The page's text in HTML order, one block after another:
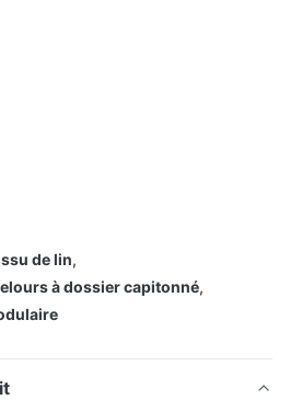
de lin,
à dossier capitonné,